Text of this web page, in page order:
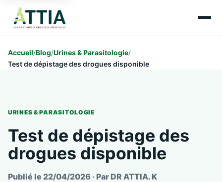
Accueil/Blog/Urines & Parasitologie/
Test de dépistage des drogues disponible
URINES & PARASITOLOGIE
Test de dépistage des
drogues disponible
Publié le 22/04/2026 · Par DR ATTIA. K